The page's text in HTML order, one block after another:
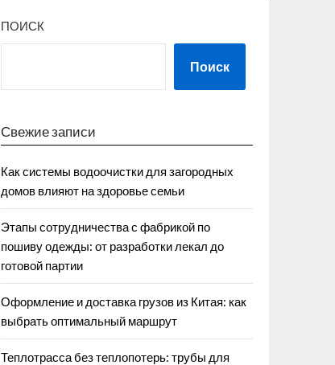
ПОИСК
Поиск
Свежие записи
Как системы водоочистки для загородных
домов влияют на здоровье семьи
Этапы сотрудничества с фабрикой по
пошиву одежды: от разработки лекал до
готовой партии
Оформление и доставка грузов из Китая: как
выбрать оптимальный маршрут
Теплотрасса без теплопотерь: трубы для